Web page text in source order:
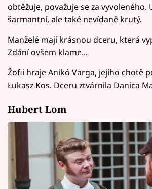
obtěžuje, považuje se za vyvoleného.
šarmantní, ale také nevídaně krutý.
Manželé mají krásnou dceru, která
Zdání ovšem klame...
Žofii hraje Anikó Varga, jejího chotě
Łukasz Kos. Dceru ztvárnila Danica
Hubert Lom